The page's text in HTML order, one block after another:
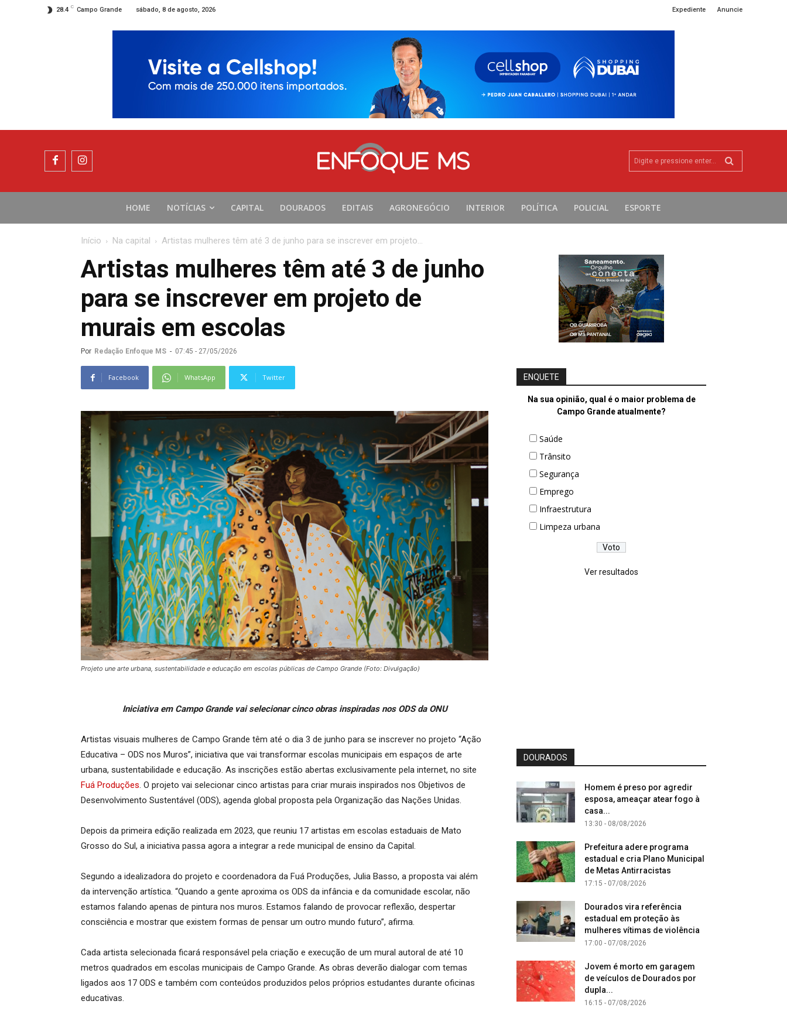
28.4 C Campo Grande sábado, 8 de agosto, 2026 Expediente Anuncie
Digite e pressione enter...
HOME NOTÍCIAS CAPITAL DOURADOS EDITAIS AGRONEGÓCIO INTERIOR POLÍTICA POLICIAL ESPORTE
Início Na capital Artistas mulheres têm até 3 de junho para se inscrever em projeto...
Artistas mulheres têm até 3 de junho
para se inscrever em projeto de
murais em escolas
Por Redação Enfoque MS - 07:45 - 27/05/2026
Facebook WhatsApp Twitter
Projeto une arte urbana, sustentabilidade e educação em escolas públicas de Campo Grande (Foto: Divulgação)
Iniciativa em Campo Grande vai selecionar cinco obras inspiradas nos ODS da ONU
Artistas visuais mulheres de Campo Grande têm até o dia 3 de junho para se inscrever no projeto “Ação
Educativa – ODS nos Muros”, iniciativa que vai transformar escolas municipais em espaços de arte
urbana, sustentabilidade e educação. As inscrições estão abertas exclusivamente pela internet, no site
Fuá Produções. O projeto vai selecionar cinco artistas para criar murais inspirados nos Objetivos de
Desenvolvimento Sustentável (ODS), agenda global proposta pela Organização das Nações Unidas.
Depois da primeira edição realizada em 2023, que reuniu 17 artistas em escolas estaduais de Mato
Grosso do Sul, a iniciativa passa agora a integrar a rede municipal de ensino da Capital.
Segundo a idealizadora do projeto e coordenadora da Fuá Produções, Julia Basso, a proposta vai além
da intervenção artística. “Quando a gente aproxima os ODS da infância e da comunidade escolar, não
estamos falando apenas de pintura nos muros. Estamos falando de provocar reflexão, despertar
consciência e mostrar que existem formas de pensar um outro mundo futuro”, afirma.
Cada artista selecionada ficará responsável pela criação e execução de um mural autoral de até 10
metros quadrados em escolas municipais de Campo Grande. As obras deverão dialogar com temas
ligados aos 17 ODS e também com conteúdos produzidos pelos próprios estudantes durante oficinas
educativas.
ENQUETE
Na sua opinião, qual é o maior problema de
Campo Grande atualmente?
Saúde
Trânsito
Segurança
Emprego
Infraestrutura
Limpeza urbana
Ver resultados
DOURADOS
Homem é preso por agredir
esposa, ameaçar atear fogo à
casa...
13:30 - 08/08/2026
Prefeitura adere programa
estadual e cria Plano Municipal
de Metas Antirracistas
17:15 - 07/08/2026
Dourados vira referência
estadual em proteção às
mulheres vítimas de violência
17:00 - 07/08/2026
Jovem é morto em garagem
de veículos de Dourados por
dupla...
16:15 - 07/08/2026